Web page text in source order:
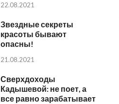
22.08.2021
Звездные секреты
красоты бывают
опасны!
21.08.2021
Сверхдоходы
Кадышевой: не поет, а
все равно зарабатывает